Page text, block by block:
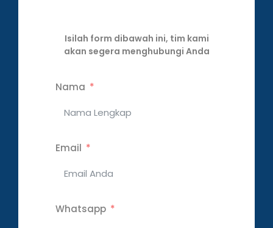
Isilah form dibawah ini, tim kami
akan segera menghubungi Anda
Nama
Email
Whatsapp